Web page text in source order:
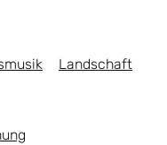
Landschaft